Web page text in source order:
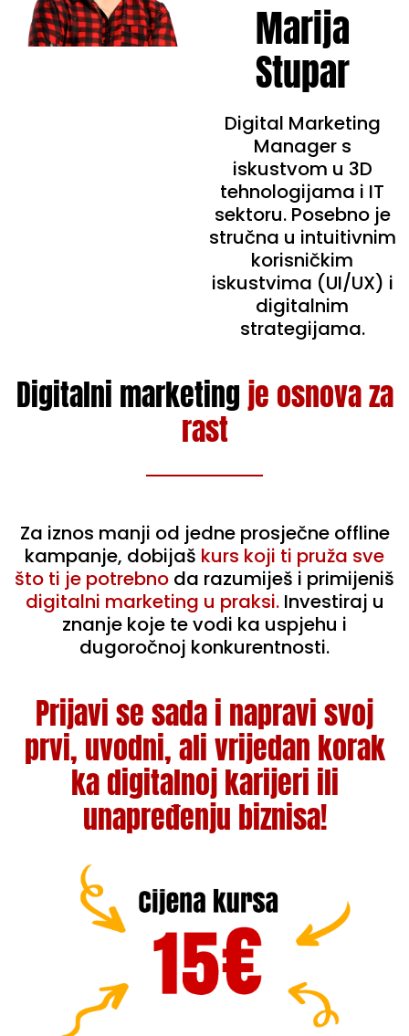
Marija
Stupar
Digital Marketing
Manager s
iskustvom u 3D
tehnologijama i IT
sektoru. Posebno je
stručna u intuitivnim
korisničkim
iskustvima (UI/UX) i
digitalnim
strategijama.
Digitalni marketingje osnova za
rast
Za iznos manji od jedne prosječne offline
kampanje, dobijaš kurs koji ti pruža sve
što ti je potrebno da razumiješ i primijeniš
digitalni marketing u praksi.Investiraj u
znanje koje te vodi ka uspjehu i
dugoročnoj konkurentnosti.
Prijavi se sada i napravi svoj
prvi, uvodni, ali vrijedan korak
ka digitalnoj karijeri ili
unapređenju biznisa!